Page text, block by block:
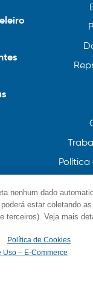
Grande como as
nenhum dado
estar coletando
terceiros). Veja mais
Política de Cookies
Uso – E-Commerce